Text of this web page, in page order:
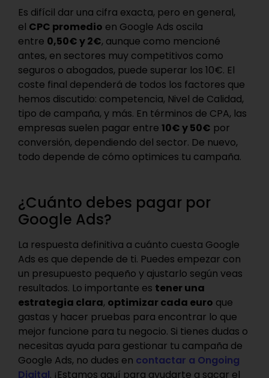
Es difícil dar una cifra exacta, pero en general,
el CPC promedio en Google Ads oscila
entre 0,50€ y 2€, aunque como mencioné
antes, en sectores muy competitivos como
seguros o abogados, puede superar los 10€. El
coste final dependerá de todos los factores que
hemos discutido: competencia, Nivel de Calidad,
tipo de campaña, y más. En términos de CPA, las
empresas suelen pagar entre 10€ y 50€ por
conversión, dependiendo del sector. De nuevo,
todo depende de cómo optimices tu campaña.
¿Cuánto debes pagar por
Google Ads?
La respuesta definitiva a cuánto cuesta Google
Ads es que depende de ti. Puedes empezar con
un presupuesto pequeño y ajustarlo según veas
resultados. Lo importante es tener una
estrategia clara, optimizar cada euro que
gastas y hacer pruebas para encontrar lo que
mejor funcione para tu negocio. Si tienes dudas o
necesitas ayuda para gestionar tu campaña de
Google Ads, no dudes en contactar a Ongoing
Digital. ¡Estamos aquí para ayudarte a sacar el